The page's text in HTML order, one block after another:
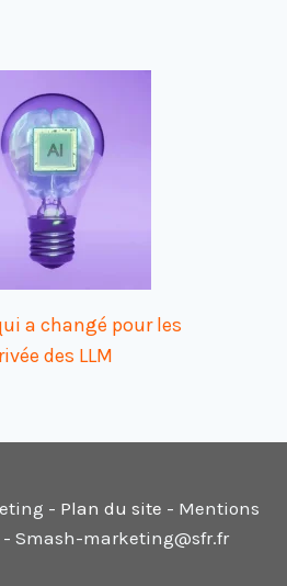
a changé pour les
des LLM
- Plan du site - Mentions
- Smash-marketing@sfr.fr